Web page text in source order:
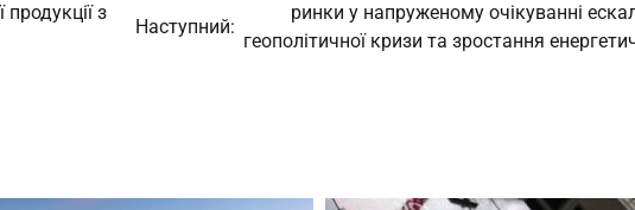
продукції з
Наступний:
ринки у напруженому очікуванні
геополітичної кризи та зростання